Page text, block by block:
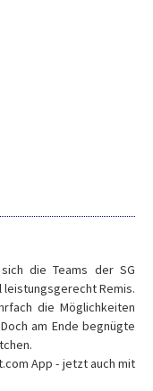
die Teams der SG
leistungsgerecht Remis.
die Möglichkeiten
am Ende begnügte
App - jetzt auch mit